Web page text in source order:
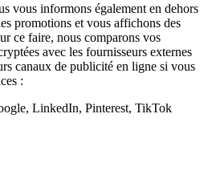
vous informons également en dehors
promotions et vous affichons des
ce faire, nous comparons vos
avec les fournisseurs externes
canaux de publicité en ligne si vous
:
LinkedIn, Pinterest, TikTok